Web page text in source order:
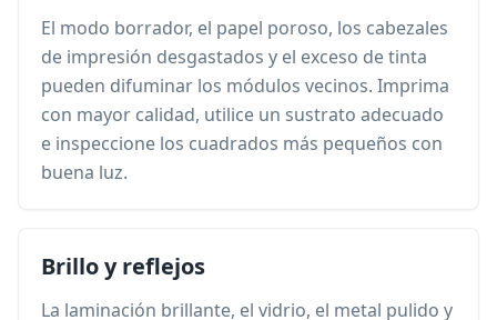
El modo borrador, el papel poroso, los cabezales
de impresión desgastados y el exceso de tinta
pueden difuminar los módulos vecinos. Imprima
con mayor calidad, utilice un sustrato adecuado
e inspeccione los cuadrados más pequeños con
buena luz.
Brillo y reflejos
La laminación brillante, el vidrio, el metal pulido y